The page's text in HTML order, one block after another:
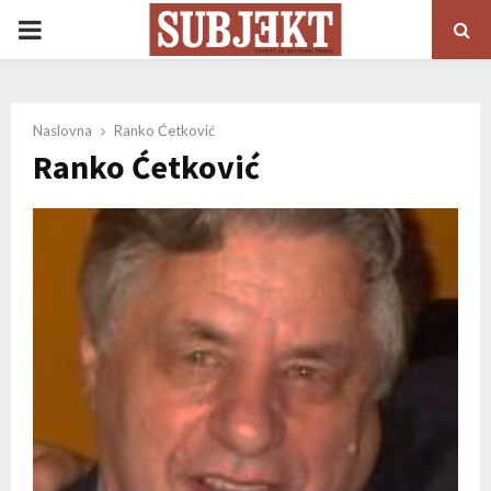
PRIMARY
Naslovna Ranko Ćetković
Ranko Ćetković